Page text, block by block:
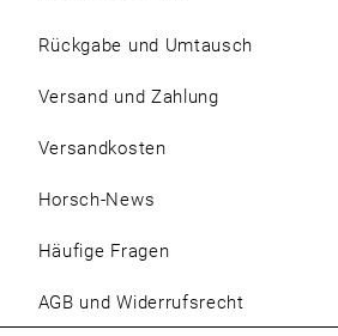
Rückgabe und Umtausch
Versand und Zahlung
Versandkosten
Horsch-News
Häufige Fragen
AGB und Widerrufsrecht